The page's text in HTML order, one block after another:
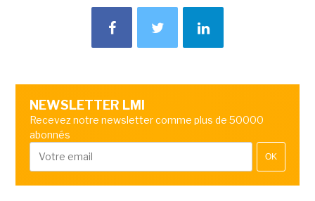
NEWSLETTER LMI
Recevez notre newsletter comme plus de 50000
abonnés
OK